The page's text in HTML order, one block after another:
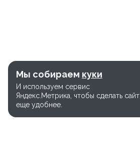
Мы собираем куки
И используем сервис
Яндекс.Метрика, чтобы сделать сайт
еще удобнее.